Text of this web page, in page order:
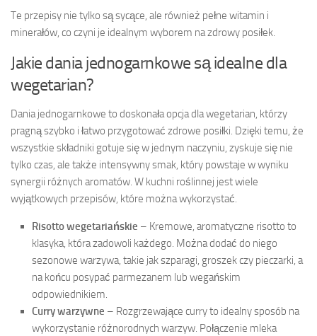
Te przepisy nie tylko są sycące, ale również pełne witamin i
minerałów, co czyni je idealnym wyborem na zdrowy posiłek.
Jakie dania jednogarnkowe są idealne dla
wegetarian?
Dania jednogarnkowe to doskonała opcja dla wegetarian, którzy
pragną szybko i łatwo przygotować zdrowe posiłki. Dzięki temu, że
wszystkie składniki gotuje się w jednym naczyniu, zyskuje się nie
tylko czas, ale także intensywny smak, który powstaje w wyniku
synergii różnych aromatów. W kuchni roślinnej jest wiele
wyjątkowych przepisów, które można wykorzystać.
Risotto wegetariańskie – Kremowe, aromatyczne risotto to
klasyka, która zadowoli każdego. Można dodać do niego
sezonowe warzywa, takie jak szparagi, groszek czy pieczarki, a
na końcu posypać parmezanem lub wegańskim
odpowiednikiem.
Curry warzywne – Rozgrzewające curry to idealny sposób na
wykorzystanie różnorodnych warzyw. Połączenie mleka